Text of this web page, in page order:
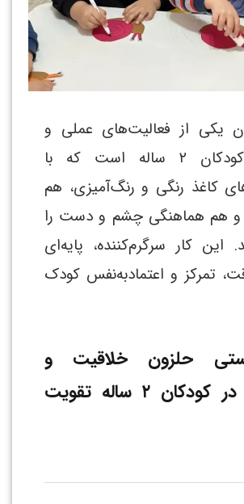
یکی از فعالیت‌های عملی و
جذاب برای کودکان ۲ ساله است که با
کاغذ رنگی و رنگ‌آمیزی، هم
و هم هماهنگی چشم و دست را
کار سرگرم‌کننده، پایه‌ای
تمرکز و اعتمادبه‌نفس کودک
حلزون خلاقیت و
هماهنگی را در کودکان ۲ ساله تقویت